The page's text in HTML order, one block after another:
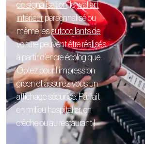
de signalisation, lewallart
intérieur personnaliséou
même lesautocollants de
voiture peuvent être réalisés
à partir d’encre écologique.
Optez pour l’impression
green et assurez-vous un
affichage sécurisé. Parfait
en milieu hospitalier, en
crèche ou au restaurant !